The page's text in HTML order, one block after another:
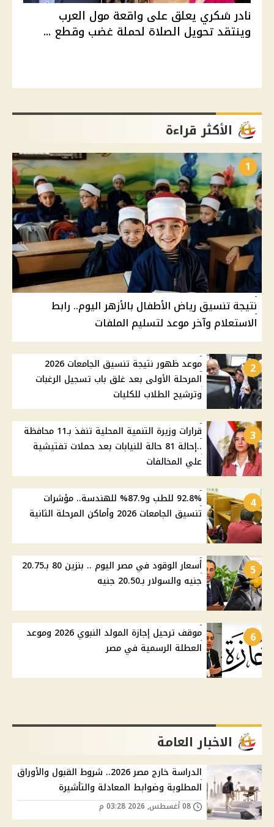
نادر شكري يعلق على واقعة مول العرب
وينتقد تحويل الصلاة لحملة غضب وقطع ...
الأكثر قراءة
1
نتيجة تنسيق رياض الأطفال بالأزهر اليوم.. رابط
الاستعلام وآخر موعد لتسليم الملفات
2
موعد ظهور نتيجة تنسيق الجامعات 2026
المرحلة الأولى بعد غلق باب تسجيل الرغبات
وترشيح الطلاب للكليات
3
قرارات وزيرة التنمية المحلية تنفذ بـ11 محافظة
..إحالة 81 حالة للنيابات بعد حملات تفتيشية
علي المخالفات
4
92.8% للطب و87.9% للهندسة.. مؤشرات
تنسيق الجامعات 2026 وأماكن المرحلة الثانية
5
أسعار الوقود في مصر اليوم .. بنزين 80 بـ20.75
جنيه والسولار بـ20.50 جنيه
6
موقف ترحيل إجازة المولد النبوي 2026 وموعد
العطلة الرسمية في مصر
الاخبار العامة
الدراسة خارج مصر 2026.. شروط القبول والأوراق
المطلوبة وضوابط المعادلة والتأشيرة